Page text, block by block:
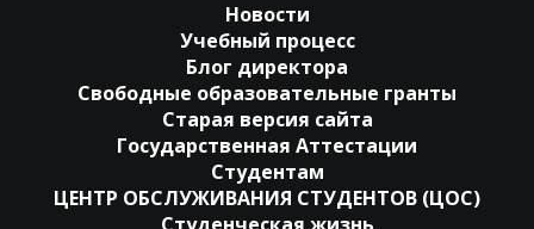
Новости
Учебный процесс
Блог директора
Свободные образовательные гранты
Старая версия сайта
Государственная Аттестации
Студентам
ЦЕНТР ОБСЛУЖИВАНИЯ СТУДЕНТОВ (ЦОС)